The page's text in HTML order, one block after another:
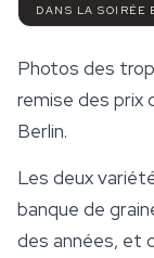
DANS LA SOIRÉE
Photos des
remise des prix
Berlin.
Les deux
banque de
des années, et